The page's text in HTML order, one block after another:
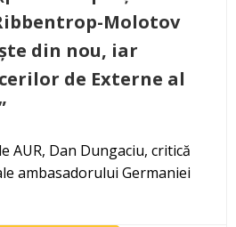
Molotov
din nou, iar
de Externe al
AUR, Dan Dungaciu, critică
ambasadorului Germaniei